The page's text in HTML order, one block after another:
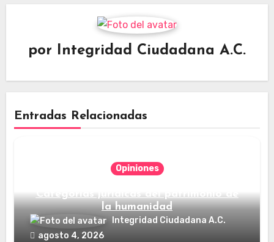
por Integridad Ciudadana A.C.
Entradas Relacionadas
Opiniones
Categorías jurídicas del patrimonio de
la humanidad
Integridad Ciudadana A.C.
agosto 4, 2026